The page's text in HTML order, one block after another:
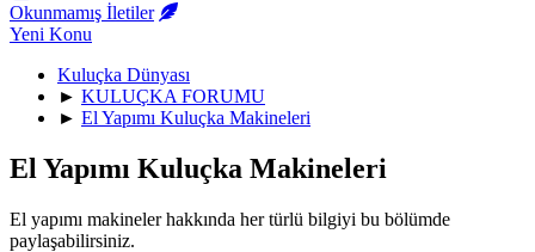
Okunmamış İletiler
Yeni Konu
Kuluçka Dünyası
► KULUÇKA FORUMU
► El Yapımı Kuluçka Makineleri
El Yapımı Kuluçka Makineleri
El yapımı makineler hakkında her türlü bilgiyi bu bölümde
paylaşabilirsiniz.